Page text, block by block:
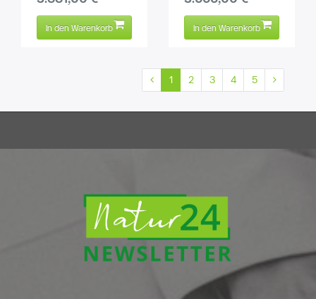
In den Warenkorb In den Warenkorb
1 2 3 4 5